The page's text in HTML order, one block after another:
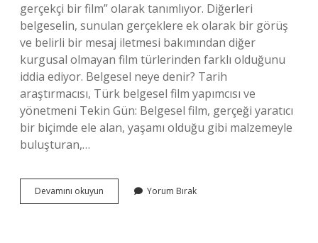
gerçekçi bir film” olarak tanımlıyor. Diğerleri
belgeselin, sunulan gerçeklere ek olarak bir görüş
ve belirli bir mesaj iletmesi bakımından diğer
kurgusal olmayan film türlerinden farklı olduğunu
iddia ediyor. Belgesel neye denir? Tarih
araştırmacısı, Türk belgesel film yapımcısı ve
yönetmeni Tekin Gün: Belgesel film, gerçeği yaratıcı
bir biçimde ele alan, yaşamı olduğu gibi malzemeyle
buluşturan,…
Devamını okuyun Belgesel
Film
Yorum Bırak